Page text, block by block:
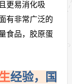
更易消化吸
有非常广泛的
食品，胶原蛋
经验，国